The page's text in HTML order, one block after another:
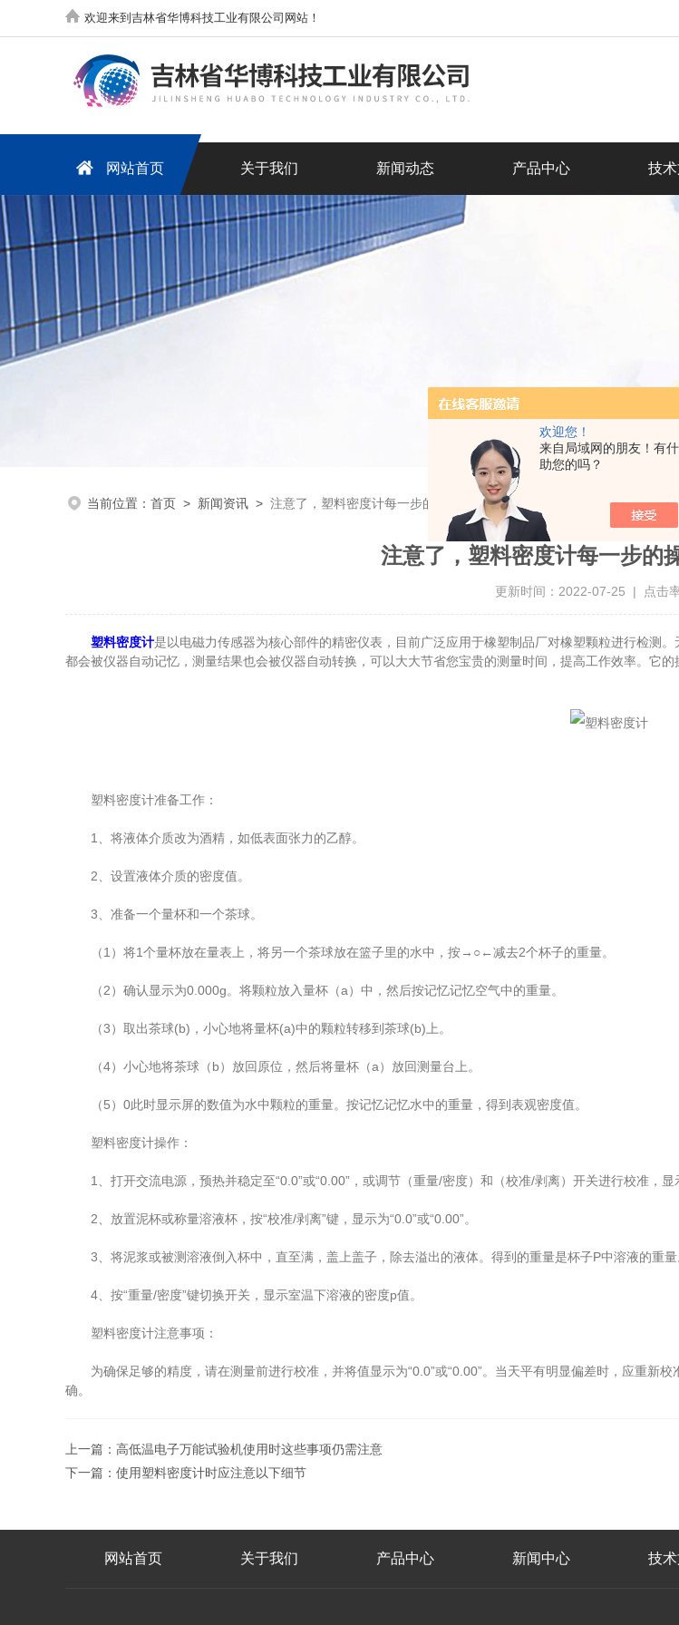
欢迎您！
来自局域网的朋友！有
助您的吗？
欢迎来到吉林省华博科技工业有限公司网站！
网站首页 关于我们 新闻动态 产品中心 技
当前位置： 首页 > 新闻资讯 > 注意了，塑料密度计每一步的操作都有严格要求
注意了，塑料密度计每一步的
更新时间：2022-07-25 | 点击
塑料密度计是以电磁力传感器为核心部件的精密仪表，目前广泛应用于橡塑制品厂对橡塑颗粒进行检测
都会被仪器自动记忆，测量结果也会被仪器自动转换，可以大大节省您宝贵的测量时间，提高工作效率。它的
塑料密度计准备工作：
1、将液体介质改为酒精，如低表面张力的乙醇。
2、设置液体介质的密度值。
3、准备一个量杯和一个茶球。
（1）将1个量杯放在量表上，将另一个茶球放在篮子里的水中，按→○←减去2个杯子的重量。
（2）确认显示为0.000g。将颗粒放入量杯（a）中，然后按记忆记忆空气中的重量。
（3）取出茶球(b)，小心地将量杯(a)中的颗粒转移到茶球(b)上。
（4）小心地将茶球（b）放回原位，然后将量杯（a）放回测量台上。
（5）0此时显示屏的数值为水中颗粒的重量。按记忆记忆水中的重量，得到表观密度值。
塑料密度计操作：
1、打开交流电源，预热并稳定至“0.0”或“0.00”，或调节（重量/密度）和（校准/剥离）开关进行校准，显示
2、放置泥杯或称量溶液杯，按“校准/剥离”键，显示为“0.0”或“0.00”。
3、将泥浆或被测溶液倒入杯中，直至满，盖上盖子，除去溢出的液体。得到的重量是杯子P中溶液的重量
4、按“重量/密度”键切换开关，显示室温下溶液的密度p值。
塑料密度计注意事项：
为确保足够的精度，请在测量前进行校准，并将值显示为“0.0”或“0.00”。当天平有明显偏差时，应重新
确。
上一篇： 高低温电子万能试验机使用时这些事项仍需注意
下一篇： 使用塑料密度计时应注意以下细节
网站首页 关于我们 产品中心 新闻中心 技